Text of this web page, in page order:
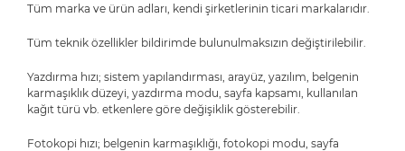
Tüm marka ve ürün adları, kendi şirketlerinin ticari markalarıdır.
Tüm teknik özellikler bildirimde bulunulmaksızın değiştirilebilir.
Yazdırma hızı; sistem yapılandırması, arayüz, yazılım, belgenin
karmaşıklık düzeyi, yazdırma modu, sayfa kapsamı, kullanılan
kağıt türü vb. etkenlere göre değişiklik gösterebilir.
Fotokopi hızı; belgenin karmaşıklığı, fotokopi modu, sayfa